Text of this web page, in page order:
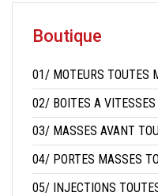
Boutique
01/ MOTEURS TOUTES
02/ BOITES A VITESSES
03/ MASSES AVANT
04/ PORTES MASSES
05/ INJECTIONS